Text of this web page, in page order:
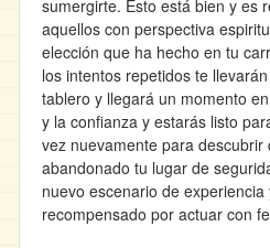
sumergirte. Esto está bien y es
aquellos con perspectiva
elección que ha hecho en tu
los intentos repetidos te
tablero y llegará un momento
y la confianza y estarás listo
vez nuevamente para descubrir
abandonado tu lugar de
nuevo escenario de
recompensado por actuar con